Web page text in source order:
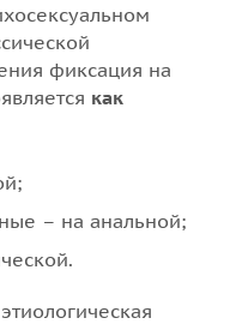
фиксация на
как
– на анальной;